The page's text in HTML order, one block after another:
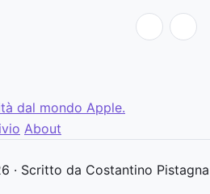
dal mondo Apple.
About
· Scritto da Costantino Pistagna